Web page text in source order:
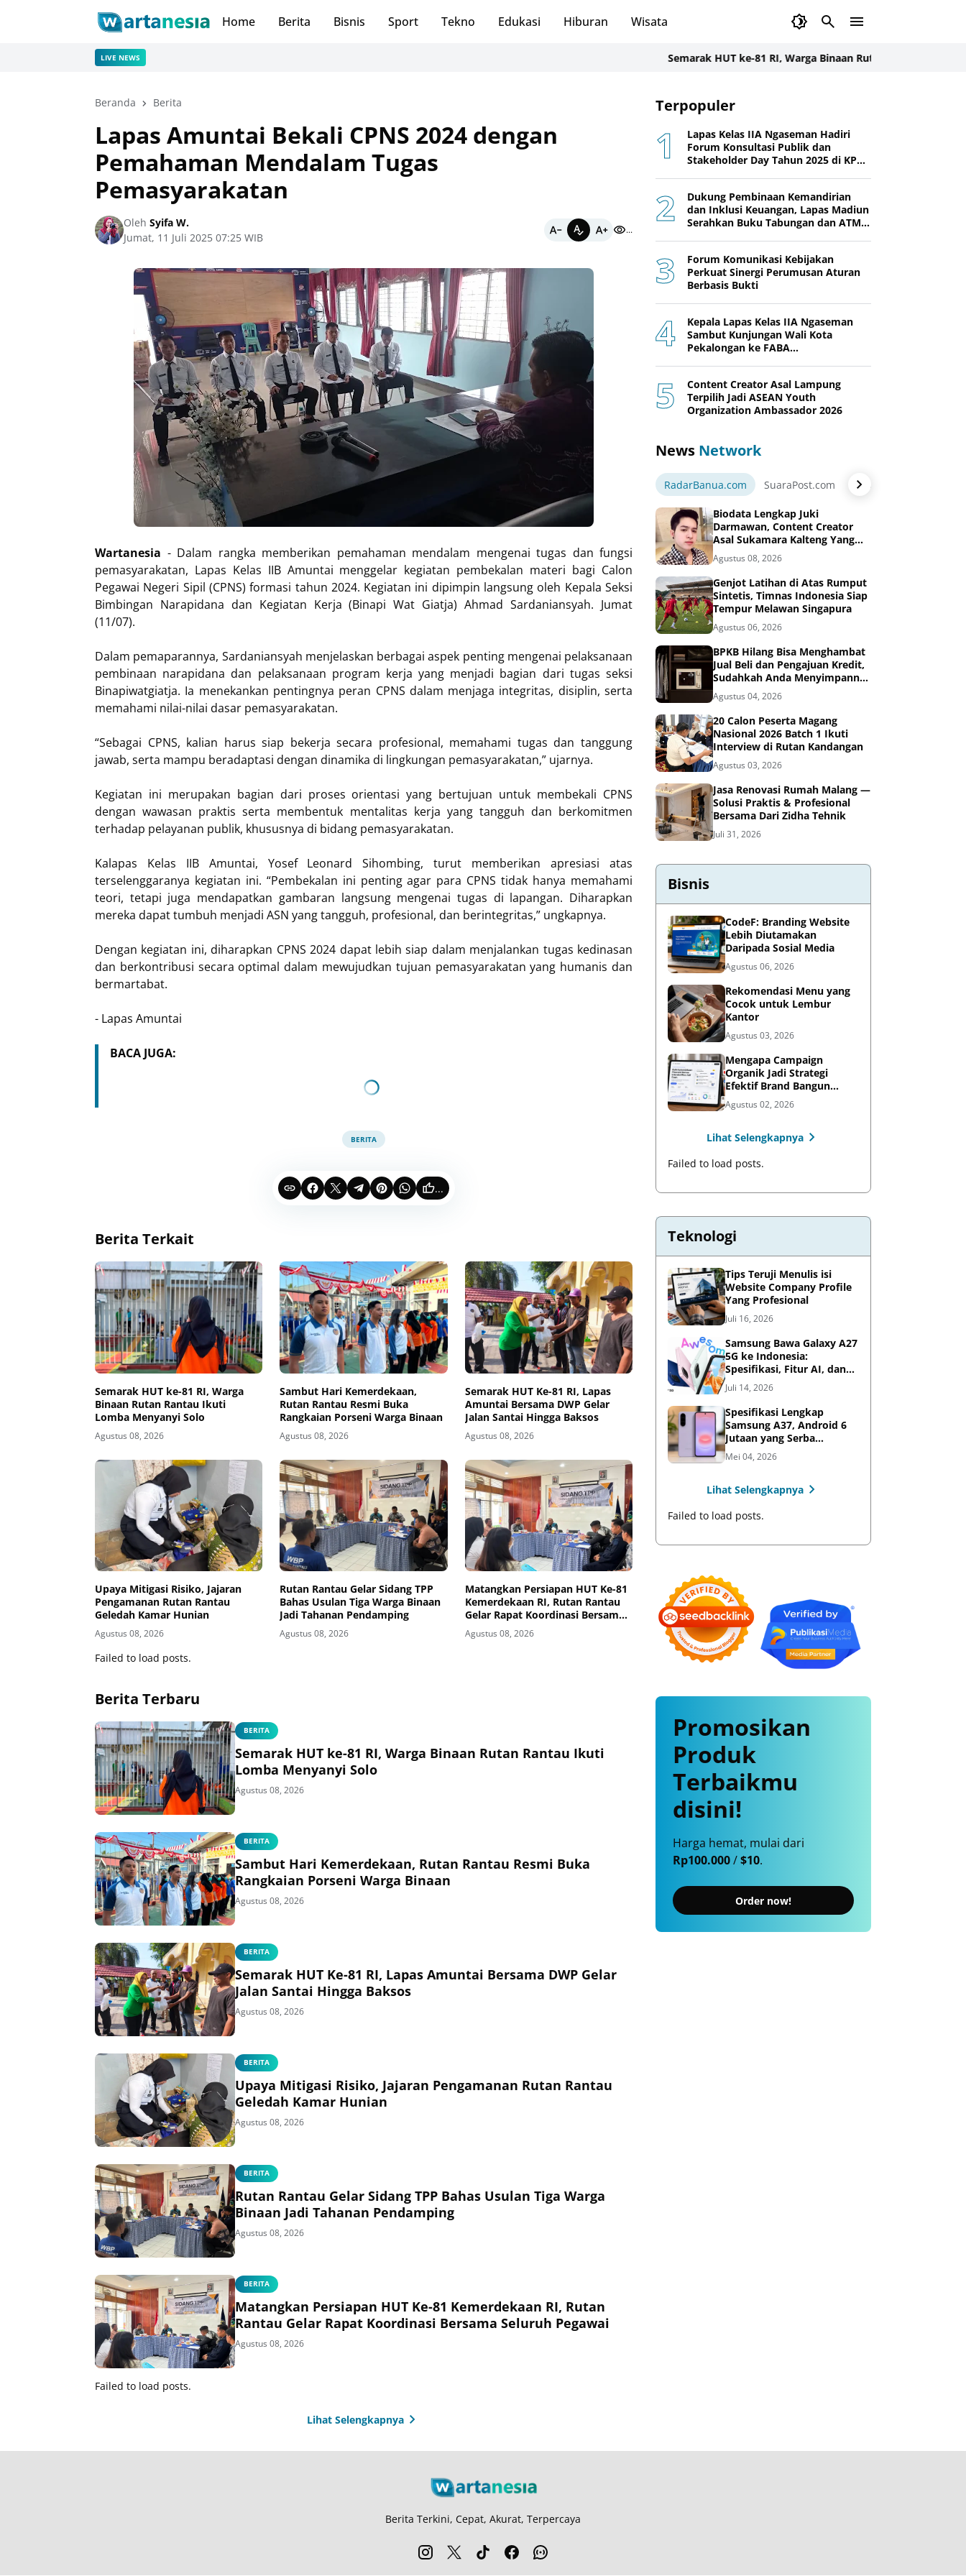
Home Berita Bisnis Sport Tekno Edukasi Hiburan Wisata
LIVE NEWS Semarak HUT ke-81 RI, Warga Binaan Rutan Rantau Ikuti Lomba
Beranda Berita
Lapas Amuntai Bekali CPNS 2024 dengan
Pemahaman Mendalam Tugas
Pemasyarakatan
Oleh Syifa W.
Jumat, 11 Juli 2025 07:25 WIB
...
Wartanesia - Dalam rangka memberikan pemahaman mendalam mengenai tugas dan fungsi
pemasyarakatan, Lapas Kelas IIB Amuntai menggelar kegiatan pembekalan materi bagi Calon
Pegawai Negeri Sipil (CPNS) formasi tahun 2024. Kegiatan ini dipimpin langsung oleh Kepala Seksi
Bimbingan Narapidana dan Kegiatan Kerja (Binapi Wat Giatja) Ahmad Sardaniansyah. Jumat
(11/07).
Dalam pemaparannya, Sardaniansyah menjelaskan berbagai aspek penting mengenai pelaksanaan
pembinaan narapidana dan pelaksanaan program kerja yang menjadi bagian dari tugas seksi
Binapiwatgiatja. Ia menekankan pentingnya peran CPNS dalam menjaga integritas, disiplin, serta
memahami nilai-nilai dasar pemasyarakatan.
“Sebagai CPNS, kalian harus siap bekerja secara profesional, memahami tugas dan tanggung
jawab, serta mampu beradaptasi dengan dinamika di lingkungan pemasyarakatan,” ujarnya.
Kegiatan ini merupakan bagian dari proses orientasi yang bertujuan untuk membekali CPNS
dengan wawasan praktis serta membentuk mentalitas kerja yang tangguh dan berkomitmen
terhadap pelayanan publik, khususnya di bidang pemasyarakatan.
Kalapas Kelas IIB Amuntai, Yosef Leonard Sihombing, turut memberikan apresiasi atas
terselenggaranya kegiatan ini. “Pembekalan ini penting agar para CPNS tidak hanya memahami
teori, tetapi juga mendapatkan gambaran langsung mengenai tugas di lapangan. Diharapkan
mereka dapat tumbuh menjadi ASN yang tangguh, profesional, dan berintegritas,” ungkapnya.
Dengan kegiatan ini, diharapkan CPNS 2024 dapat lebih siap dalam menjalankan tugas kedinasan
dan berkontribusi secara optimal dalam mewujudkan tujuan pemasyarakatan yang humanis dan
bermartabat.
- Lapas Amuntai
BACA JUGA:
BERITA
...
Berita Terkait
Semarak HUT ke-81 RI, Warga
Binaan Rutan Rantau Ikuti
Lomba Menyanyi Solo
Agustus 08, 2026
Sambut Hari Kemerdekaan,
Rutan Rantau Resmi Buka
Rangkaian Porseni Warga Binaan
Agustus 08, 2026
Semarak HUT Ke-81 RI, Lapas
Amuntai Bersama DWP Gelar
Jalan Santai Hingga Baksos
Agustus 08, 2026
Upaya Mitigasi Risiko, Jajaran
Pengamanan Rutan Rantau
Geledah Kamar Hunian
Agustus 08, 2026
Rutan Rantau Gelar Sidang TPP
Bahas Usulan Tiga Warga Binaan
Jadi Tahanan Pendamping
Agustus 08, 2026
Matangkan Persiapan HUT Ke-81
Kemerdekaan RI, Rutan Rantau
Gelar Rapat Koordinasi Bersama
Seluruh Pegawai
Agustus 08, 2026
Failed to load posts.
Berita Terbaru
BERITA
Semarak HUT ke-81 RI, Warga Binaan Rutan Rantau Ikuti
Lomba Menyanyi Solo
Agustus 08, 2026
BERITA
Sambut Hari Kemerdekaan, Rutan Rantau Resmi Buka
Rangkaian Porseni Warga Binaan
Agustus 08, 2026
BERITA
Semarak HUT Ke-81 RI, Lapas Amuntai Bersama DWP Gelar
Jalan Santai Hingga Baksos
Agustus 08, 2026
BERITA
Upaya Mitigasi Risiko, Jajaran Pengamanan Rutan Rantau
Geledah Kamar Hunian
Agustus 08, 2026
BERITA
Rutan Rantau Gelar Sidang TPP Bahas Usulan Tiga Warga
Binaan Jadi Tahanan Pendamping
Agustus 08, 2026
BERITA
Matangkan Persiapan HUT Ke-81 Kemerdekaan RI, Rutan
Rantau Gelar Rapat Koordinasi Bersama Seluruh Pegawai
Agustus 08, 2026
Failed to load posts.
Lihat Selengkapnya
Terpopuler
Lapas Kelas IIA Ngaseman Hadiri
Forum Konsultasi Publik dan
Stakeholder Day Tahun 2025 di KPPN
Dukung Pembinaan Kemandirian
dan Inklusi Keuangan, Lapas Madiun
Serahkan Buku Tabungan dan ATM
Forum Komunikasi Kebijakan
Perkuat Sinergi Perumusan Aturan
Berbasis Bukti
Kepala Lapas Kelas IIA Ngaseman
Sambut Kunjungan Wali Kota
Pekalongan ke FABA
Content Creator Asal Lampung
Terpilih Jadi ASEAN Youth
Organization Ambassador 2026
News Network
RadarBanua.com SuaraPost.com NarasiNews.com
Biodata Lengkap Juki
Darmawan, Content Creator
Asal Sukamara Kalteng Yang
Sukses Dari Konten Tiktok,
Instagram dan Facebook
Agustus 08, 2026
Genjot Latihan di Atas Rumput
Sintetis, Timnas Indonesia Siap
Tempur Melawan Singapura
Agustus 06, 2026
BPKB Hilang Bisa Menghambat
Jual Beli dan Pengajuan Kredit,
Sudahkah Anda Menyimpannya
di Brankas BPKB?
Agustus 04, 2026
20 Calon Peserta Magang
Nasional 2026 Batch 1 Ikuti
Interview di Rutan Kandangan
Agustus 03, 2026
Jasa Renovasi Rumah Malang —
Solusi Praktis & Profesional
Bersama Dari Zidha Tehnik
Juli 31, 2026
Bisnis
CodeF: Branding Website
Lebih Diutamakan
Daripada Sosial Media
Agustus 06, 2026
Rekomendasi Menu yang
Cocok untuk Lembur
Kantor
Agustus 03, 2026
Mengapa Campaign
Organik Jadi Strategi
Efektif Brand Bangun
Awareness di Media Sosial
Agustus 02, 2026
Lihat Selengkapnya
Failed to load posts.
Teknologi
Tips Teruji Menulis isi
Website Company Profile
Yang Profesional
Juli 16, 2026
Samsung Bawa Galaxy A27
5G ke Indonesia:
Spesifikasi, Fitur AI, dan
Harga Resmi
Juli 14, 2026
Spesifikasi Lengkap
Samsung A37, Android 6
Jutaan yang Serba
Lengkap
Mei 04, 2026
Lihat Selengkapnya
Failed to load posts.
Promosikan
Produk
Terbaikmu
disini!
Harga hemat, mulai dari
Rp100.000/$10.
Order now!
Berita Terkini, Cepat, Akurat, Terpercaya